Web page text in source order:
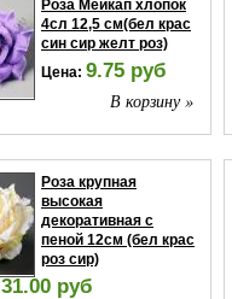
Роза Мейкап хлопок
4сл 12,5 см(бел крас
син сир желт роз)
Цена: 9.75 руб
В корзину »
Роза крупная
высокая
декоративная с
пеной 12см (бел крас
роз сир)
31.00 руб